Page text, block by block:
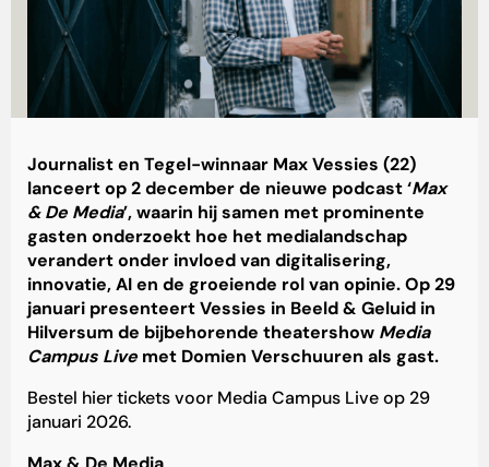
Journalist en Tegel-winnaar Max Vessies (22)
lanceert op 2 december de nieuwe podcast ‘Max
& De Media’, waarin hij samen met prominente
gasten onderzoekt hoe het medialandschap
verandert onder invloed van digitalisering,
innovatie, AI en de groeiende rol van opinie. Op 29
januari presenteert Vessies in Beeld & Geluid in
Hilversum de bijbehorende theatershow Media
Campus Live met Domien Verschuuren als gast.
Bestel hier tickets voor Media Campus Live op 29
januari 2026.